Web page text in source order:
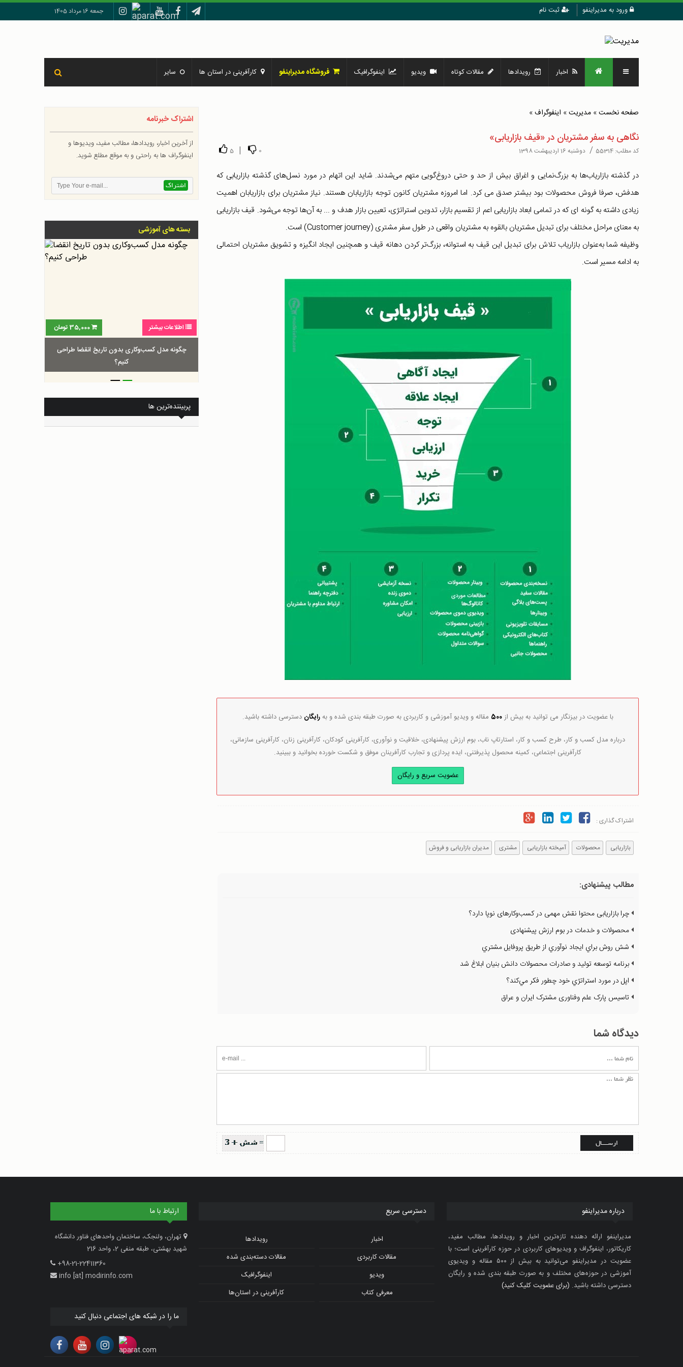
ورود به مدیراینفو ثبت نام جمعه 16 مرداد 1405
اخبار رویدادها مقالات کوتاه ویدیو اینفوگرافیک فروشگاه مدیراینفو کارآفرینی در استان ها سایر
صفحه نخست» مدیریت» اینفوگراف»
0
|
5
نگاهی به سفر مشتریان در «قیف بازاریابی»
کد مطلب: 55314
/ دوشنبه 16 اردیبهشت 1398
در گذشته بازاریاب‌ها به بزرگ‌نمایی و اغراق بیش از حد و حتی دروغ‌گویی متهم می‌شدند. شاید این اتهام در مورد نسل‌های گذشته بازاریابی که
هدفش، صرفا فروش محصولات بود بیشتر صدق می کرد. اما امروزه مشتریان کانون توجه بازاریابان هستند. نیاز مشتریان برای بازاریابان اهمیت
زیادی داشته به گونه ای که در تمامی ابعاد بازاریابی اعم از تقسیم بازار، تدوین استراتژی، تعیین بازار هدف و ... به آن‌ها توجه می‌شود. قیف بازاریابی
به معنای مراحل مختلف برای تبدیل مشتریان بالقوه به مشتریان واقعی در طول سفر مشتری (Customer journey) است.
وظیفه شما به‌عنوان بازاریاب تلاش برای تبدیل این قیف به استوانه، بزرگ‌تر کردن دهانه قیف و همچنین ایجاد انگیزه و تشویق مشتریان احتمالی
به ادامه مسیر است.
با عضویت در بیزنگار می توانید به بیش از500 مقاله و ویدیو آموزشی و کاربردی به صورت طبقه بندی شده و بهرایگان دسترسی داشته باشید.
درباره مدل کسب و کار، طرح کسب و کار، استارتاپ ناب، بوم ارزش پیشنهادی، خلاقیت و نوآوری، کارآفرینی کودکان، کارآفرینی زنان، کارآفرینی سازمانی،
کارآفرینی اجتماعی، کمینه محصول پذیرفتنی، ایده پردازی و تجارب کارآفرینان موفق و شکست خورده بخوانید و ببینید.
عضویت سریع و رایگان
اشتراک گذاری :
بازاریابی محصولات آمیخته بازاریابی مشتری مدیران بازاریابی و فروش
مطالب پیشنهادی:
چرا بازاريابی محتوا نقش مهمی در کسب‌و‌کارهای نوپا دارد؟
محصولات و خدمات در بوم ارزش پیشنهادی
شش روش براي ايجاد نوآوري از طريق پروفايل مشتري
برنامه توسعه تولید و صادرات محصولات دانش بنیان ابلاغ شد
اپل در مورد استراتژي خود چطور فكر مي‌كند؟
تاسیس پارک علم وفناوری مشترک ایران و عراق
دیدگاه شما
اشتراک خبرنامه
از آخرین اخبار، رویدادها، مطالب مفید، ویدیوها و
اینفوگراف ها به راحتی و به موقع مطلع شوید.
بسته های آموزشی
اطلاعات بیشتر 35,000تومان
چگونه مدل کسب‌و‌کاری بدون تاریخ انقضا طراحی
کنیم؟
__
پربیننده‌ترین ها
درباره مدیراینفو
مدیراینفو ارائه دهنده تازه‌ترین اخبار و رویدادها، مطالب مفید،
کاریکاتور، اینفوگراف و ویدیوهای کاربردی در حوزه کارآفرینی است؛ با
عضویت در مدیراینفو می‌توانید به بیش از ۵۰۰ مقاله و ویدیوی
آموزشی در حوزه‌های مختلف و به صورت طبقه بندی شده و رایگان
دسترسی داشته باشید. (برای عضویت کلیک کنید)
دسترسی سریع
اخبار
رویدادها
مقالات کاربردی
مقالات دسته‌بندی شده
ویدیو
اینفوگرافیک
معرفی کتاب
کارآفرینی در استان‌ها
ارتباط با ما
تهران، ولنجک، ساختمان واحدهای فناور دانشگاه
شهید بهشتی، طبقه منفی 2، واحد 216
+98-21-22411360
info [at] modirinfo.com
ما را در شبکه های اجتماعی دنبال کنید